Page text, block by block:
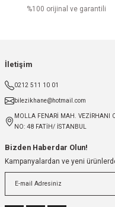
%100 orijinal ve garantili
İletişim
0212 511 10 01
bilezikhane@hotmail.com
MOLLA FENARİ MAH. VEZİRHANI
NO: 48 FATİH/ İSTANBUL
Bizden Haberdar Olun!
Kampanyalardan ve yeni